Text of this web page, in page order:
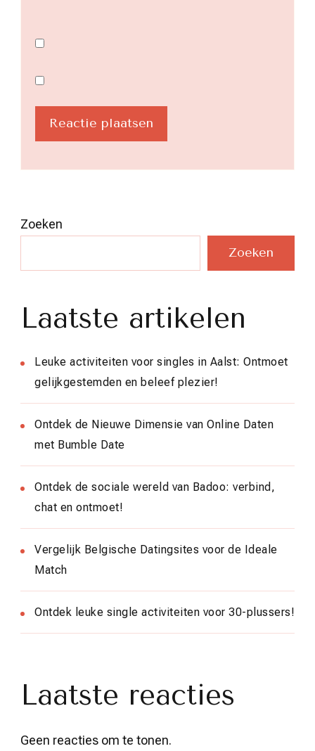
Zoeken
Zoeken
Laatste artikelen
Leuke activiteiten voor singles in Aalst: Ontmoet
gelijkgestemden en beleef plezier!
Ontdek de Nieuwe Dimensie van Online Daten
met Bumble Date
Ontdek de sociale wereld van Badoo: verbind,
chat en ontmoet!
Vergelijk Belgische Datingsites voor de Ideale
Match
Ontdek leuke single activiteiten voor 30-plussers!
Laatste reacties
Geen reacties om te tonen.